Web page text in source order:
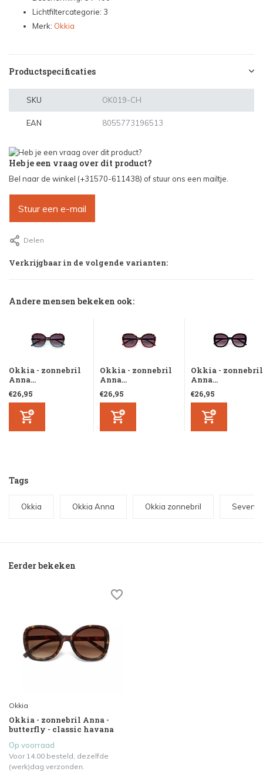
Lichtfiltercategorie: 3
Merk: Okkia
Productspecificaties
SKU OK019-CH
EAN 8055773196513
Heb je een vraag over dit product?
Bel naar de winkel (+31570-611438) of stuur ons een mailtje.
Stuur een e-mail
Delen
Verkrijgbaar in de volgende varianten:
Andere mensen bekeken ook:
Okkia - zonnebril
Anna...
€26,95
Okkia - zonnebril
Anna...
€26,95
Okkia - zonnebril
Anna...
€26,95
Tags
Okkia Okkia Anna Okkia zonnebril
Eerder bekeken
Okkia
Okkia - zonnebril Anna -
butterfly - classic havana
Op voorraad
Voor 14.00 besteld, dezelfde
(werk)dag verzonden.